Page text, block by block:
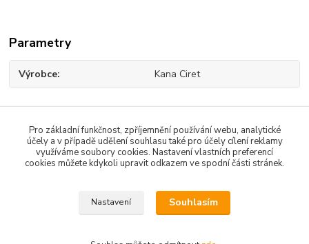
Parametry
Výrobce Kana Ciret
Zboží zařazeno v kategoriích
Válečky a příslušenství
Pro základní funkčnost, zpříjemnění používání webu, analytické
účely a v případě udělení souhlasu také pro účely cílení reklamy
využíváme soubory cookies. Nastavení vlastních preferencí
cookies můžete kdykoli upravit odkazem ve spodní části stránek.
Nastavení Souhlasím